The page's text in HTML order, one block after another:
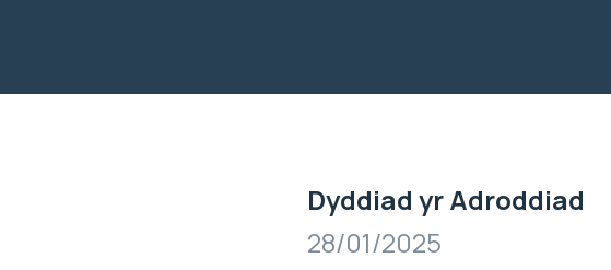
Dyddiad yr Adroddiad
28/01/2025